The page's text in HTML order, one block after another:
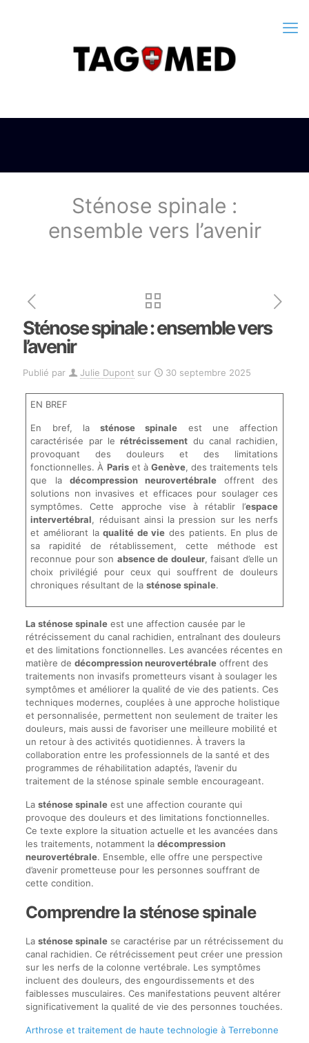
Sténose spinale :
ensemble vers l’avenir
Sténose spinale : ensemble vers
l’avenir
Publié par Julie Dupont sur 30 septembre 2025
EN BREF
En bref, lasténose spinale est une affection
caractérisée par lerétrécissement du canal rachidien,
provoquant des douleurs et des limitations
fonctionnelles. À Pariset à Genève, des traitements tels
que la décompression neurovertébraleoffrent des
solutions non invasives et efficaces pour soulager ces
symptômes. Cette approche vise à rétablir l’espace
intervertébral, réduisant ainsi la pression sur les nerfs
et améliorant laqualité de vie des patients. En plus de
sa rapidité de rétablissement, cette méthode est
reconnue pour son absence de douleur, faisant d’elle un
choix privilégié pour ceux qui souffrent de douleurs
chroniques résultant de lasténose spinale.
La sténose spinaleest une affection causée par le
rétrécissement du canal rachidien, entraînant des douleurs
et des limitations fonctionnelles. Les avancées récentes en
matière de décompression neurovertébraleoffrent des
traitements non invasifs prometteurs visant à soulager les
symptômes et améliorer la qualité de vie des patients. Ces
techniques modernes, couplées à une approche holistique
et personnalisée, permettent non seulement de traiter les
douleurs, mais aussi de favoriser une meilleure mobilité et
un retour à des activités quotidiennes. À travers la
collaboration entre les professionnels de la santé et des
programmes de réhabilitation adaptés, l’avenir du
traitement de la sténose spinale semble encourageant.
La sténose spinaleest une affection courante qui
provoque des douleurs et des limitations fonctionnelles.
Ce texte explore la situation actuelle et les avancées dans
les traitements, notamment la décompression
neurovertébrale. Ensemble, elle offre une perspective
d’avenir prometteuse pour les personnes souffrant de
cette condition.
Comprendre la sténose spinale
La sténose spinalese caractérise par un rétrécissement du
canal rachidien. Ce rétrécissement peut créer une pression
sur les nerfs de la colonne vertébrale. Les symptômes
incluent des douleurs, des engourdissements et des
faiblesses musculaires. Ces manifestations peuvent altérer
significativement la qualité de vie des personnes touchées.
Arthrose et traitement de haute technologie à Terrebonne